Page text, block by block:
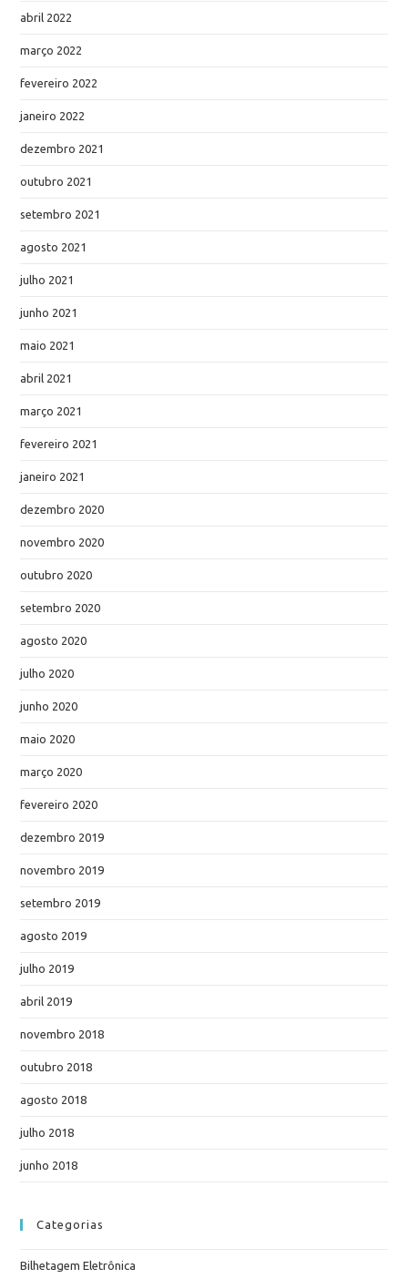
abril 2022
março 2022
fevereiro 2022
janeiro 2022
dezembro 2021
outubro 2021
setembro 2021
agosto 2021
julho 2021
junho 2021
maio 2021
abril 2021
março 2021
fevereiro 2021
janeiro 2021
dezembro 2020
novembro 2020
outubro 2020
setembro 2020
agosto 2020
julho 2020
junho 2020
maio 2020
março 2020
fevereiro 2020
dezembro 2019
novembro 2019
setembro 2019
agosto 2019
julho 2019
abril 2019
novembro 2018
outubro 2018
agosto 2018
julho 2018
junho 2018
Categorias
Bilhetagem Eletrônica